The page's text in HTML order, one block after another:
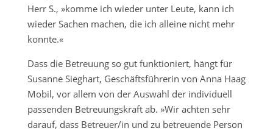
Herr S., »komme ich wieder unter Leute, kann ich
wieder Sachen machen, die ich alleine nicht mehr
konnte.«
Dass die Betreuung so gut funktioniert, hängt für
Susanne Sieghart, Geschäftsführerin von Anna Haag
Mobil, vor allem von der Auswahl der individuell
passenden Betreuungskraft ab. »Wir achten sehr
darauf, dass Betreuer/in und zu betreuende Person